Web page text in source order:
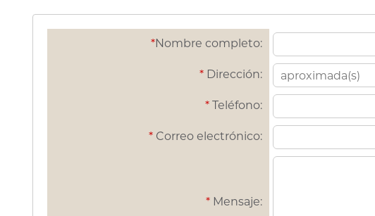
*Nombre completo:
* Dirección:
* Teléfono:
* Correo electrónico:
* Mensaje: